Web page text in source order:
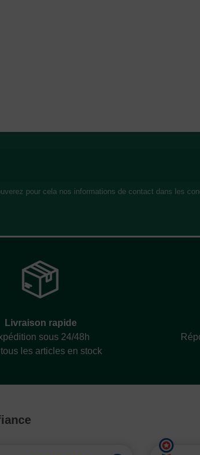
pour cela nos informations de contact dans les
Livraison rapide
sous 24/48h
les articles en stock